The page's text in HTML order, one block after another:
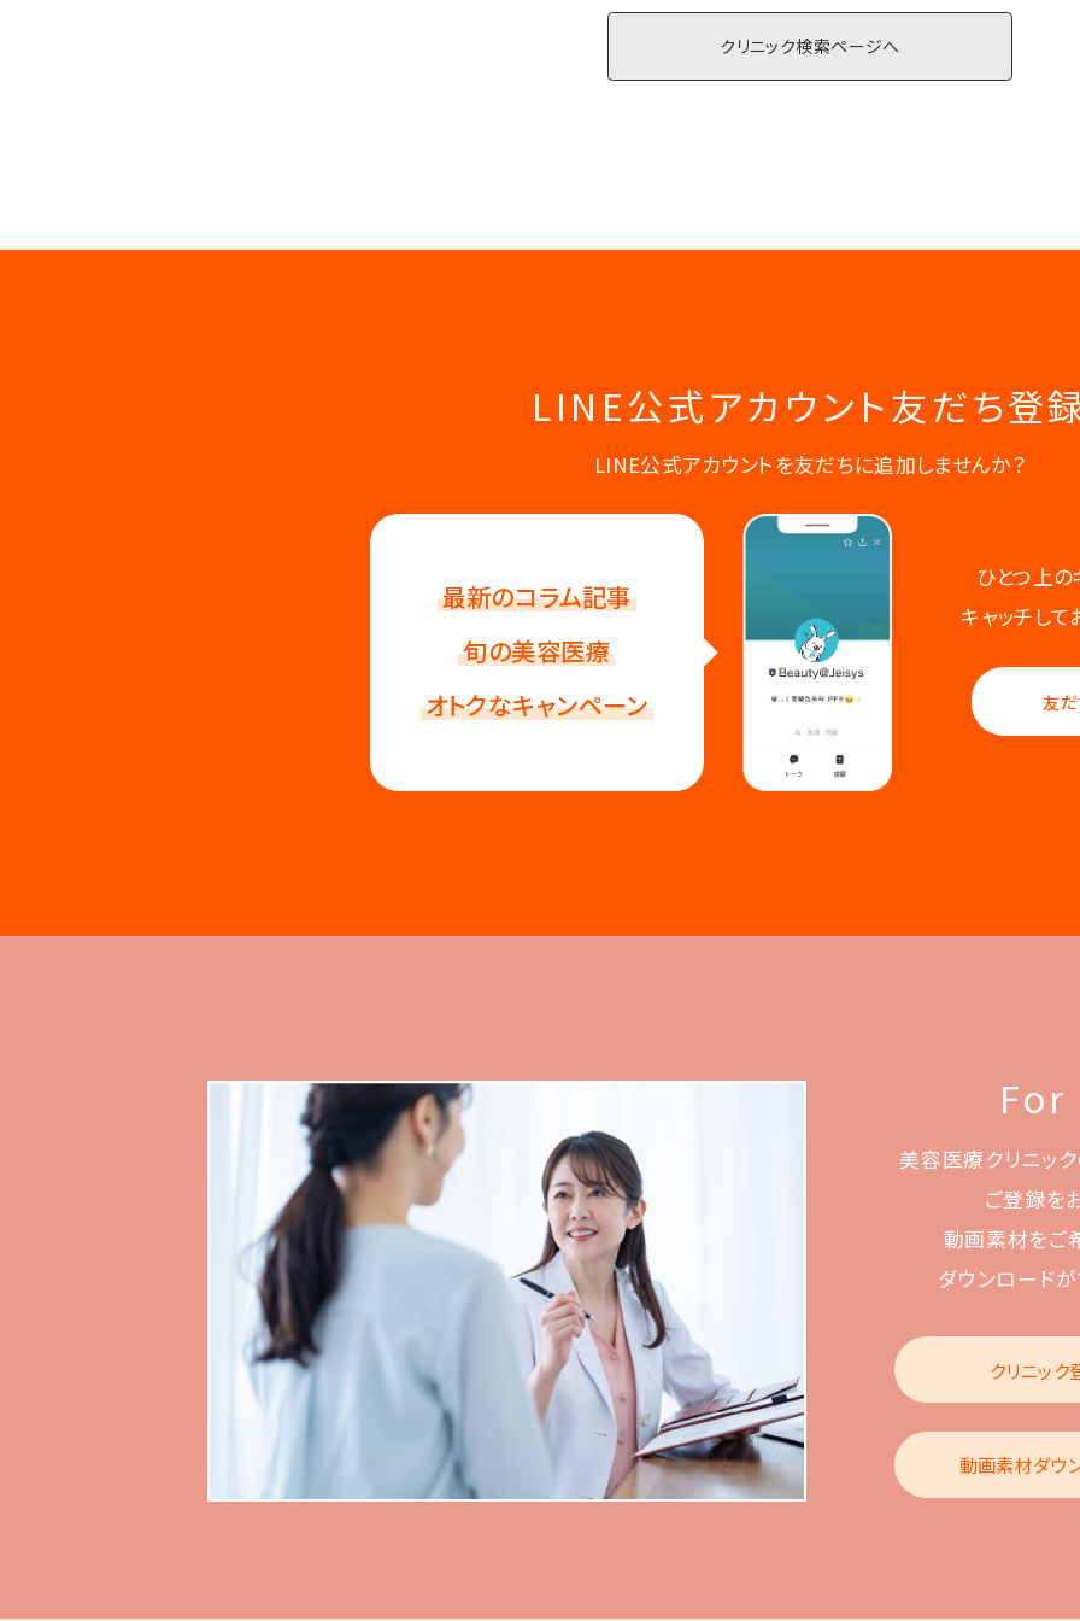
クリニック検索ページへ
LINE公式アカウント友だち登
LINE公式アカウントを友だちに追加しませんか？
最新のコラム記事
旬の美容医療
オトクなキャンペーン
ひとつ上
キャッチし
友
For
美容医療クリニッ
ご登録を
動画素材をご
ダウンロードが
クリニッ
動画素材ダウ